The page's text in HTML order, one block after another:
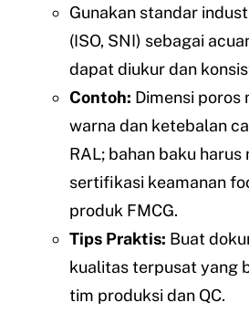
Gunakan standar
(ISO, SNI) sebagai
dapat diukur dan
Contoh: Dimensi poros
warna dan ketebalan
RAL; bahan baku harus
sertifikasi keamanan
produk FMCG.
Tips Praktis: Buat
kualitas terpusat yang
tim produksi dan QC.